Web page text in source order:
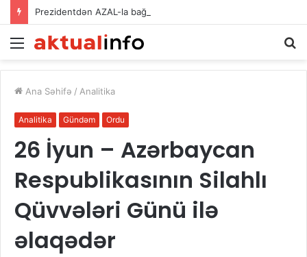
Prezidentdən AZAL-la bağlı FƏRMAN
Menu
Ana Səhifə / Analitika
Analitika Gündəm Ordu
26 İyun – Azərbaycan
Respublikasının Silahlı
Qüvvələri Günü ilə
əlaqədər